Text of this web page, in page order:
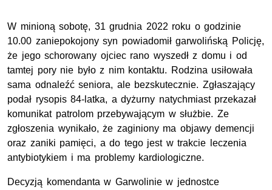
W minioną sobotę, 31 grudnia 2022 roku o godzinie
10.00 zaniepokojony syn powiadomił garwolińską Policję,
że jego schorowany ojciec rano wyszedł z domu i od
tamtej pory nie było z nim kontaktu. Rodzina usiłowała
sama odnaleźć seniora, ale bezskutecznie. Zgłaszający
podał rysopis 84-latka, a dyżurny natychmiast przekazał
komunikat patrolom przebywającym w służbie. Ze
zgłoszenia wynikało, że zaginiony ma objawy demencji
oraz zaniki pamięci, a do tego jest w trakcie leczenia
antybiotykiem i ma problemy kardiologiczne.
Decyzją komendanta w Garwolinie w jednostce